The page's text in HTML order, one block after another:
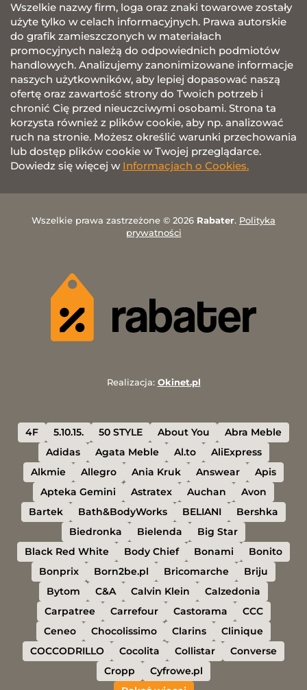
Wszelkie nazwy firm, loga oraz znaki towarowe zostały
użyte tylko w celach informacyjnych. Prawa autorskie
do grafik zamieszczonych w materiałach
promocyjnych należą do odpowiednich podmiotów
handlowych. Analizujemy zanonimizowane informacje
naszych użytkowników, aby lepiej dopasować naszą
ofertę oraz zawartość strony do Twoich potrzeb i
chronić Cię przed nieuczciwymi osobami. Strona ta
korzysta również z plików cookie, aby np. analizować
ruch na stronie. Możesz określić warunki przechowania
lub dostęp plików cookie w Twojej przeglądarce.
Dowiedz się więcej w Informacjach o Cookies.
Wszelkie prawa zastrzeżone © 2026 Rabater. Polityka
prywatności
Realizacja: Okinet.pl
4F 5.10.15. 50 STYLE About You
Abra Meble
Adidas
Agata Meble Al.to
AliExpress
Alkmie
Allegro Ania Kruk Answear
Apis
Apteka Gemini
Astratex Auchan
Avon
Bartek
Bath&BodyWorks BELIANI
Bershka
Biedronka
Bielenda
Big Star
Black Red White
Body Chief Bonami
Bonito
Bonprix
Born2be.pl Bricomarche
Briju
Bytom
C&A Calvin Klein
Calzedonia
Carpatree
Carrefour Castorama
CCC
Ceneo
Chocolissimo Clarins
Clinique
COCCODRILLO
Cocolita Collistar
Converse
Cropp
Cyfrowe.pl